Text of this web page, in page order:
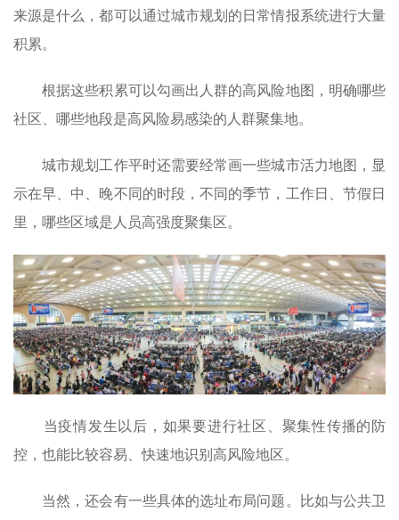
来源是什么，都可以通过城市规划的日常情报系统进行大量
积累。
根据这些积累可以勾画出人群的高风险地图，明确哪些
社区、哪些地段是高风险易感染的人群聚集地。
城市规划工作平时还需要经常画一些城市活力地图，显
示在早、中、晚不同的时段，不同的季节，工作日、节假日
里，哪些区域是人员高强度聚集区。
当疫情发生以后，如果要进行社区、聚集性传播的防
控，也能比较容易、快速地识别高风险地区。
当然，还会有一些具体的选址布局问题。比如与公共卫